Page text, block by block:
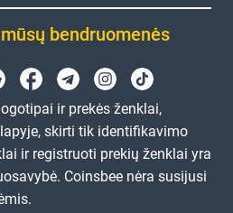
bendruomenės
ir prekės ženklai,
skirti tik identifikavimo
ir registruoti prekių ženklai yra
Coinsbee nėra susijusi